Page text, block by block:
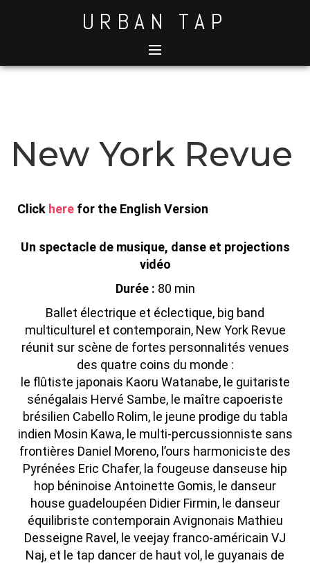
URBAN TAP
New York Revue
Click here for the English Version
Un spectacle de musique, danse et projections
vidéo
Durée : 80 min
Ballet électrique et éclectique, big band
multiculturel et contemporain, New York Revue
réunit sur scène de fortes personnalités venues
des quatre coins du monde :
le flûtiste japonais Kaoru Watanabe, le guitariste
sénégalais Hervé Sambe, le maître capoeriste
brésilien Cabello Rolim, le jeune prodige du tabla
indien Mosin Kawa, le multi-percussionniste sans
frontières Daniel Moreno, l’ours harmoniciste des
Pyrénées Eric Chafer, la fougeuse danseuse hip
hop béninoise Antoinette Gomis, le danseur
house guadeloupéen Didier Firmin, le danseur
équilibriste contemporain Avignonais Mathieu
Desseigne Ravel, le veejay franco-américain VJ
Naj, et le tap dancer de haut vol, le guyanais de